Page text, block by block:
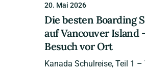
20. Mai 2026
Die besten Boarding
auf Vancouver Island
Besuch vor Ort
Kanada Schulreise, Teil 1 –